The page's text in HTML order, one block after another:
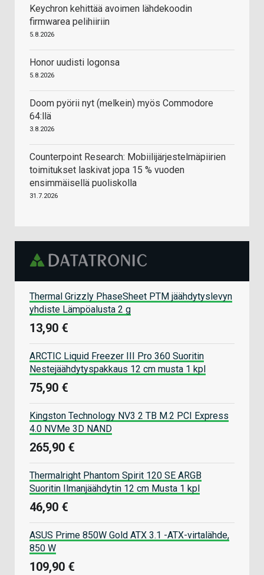
Keychron kehittää avoimen lähdekoodin
firmwarea pelihiiriin
5.8.2026
Honor uudisti logonsa
5.8.2026
Doom pyörii nyt (melkein) myös Commodore
64:llä
3.8.2026
Counterpoint Research: Mobiilijärjestelmäpiirien
toimitukset laskivat jopa 15 % vuoden
ensimmäisellä puoliskolla
31.7.2026
Thermal Grizzly PhaseSheet PTM jäähdytyslevyn
yhdiste Lämpöalusta 2 g
13,90 €
ARCTIC Liquid Freezer III Pro 360 Suoritin
Nestejäähdytyspakkaus 12 cm musta 1 kpl
75,90 €
Kingston Technology NV3 2 TB M.2 PCI Express
4.0 NVMe 3D NAND
265,90 €
Thermalright Phantom Spirit 120 SE ARGB
Suoritin Ilmanjäähdytin 12 cm Musta 1 kpl
46,90 €
ASUS Prime 850W Gold ATX 3.1 -ATX-virtalähde,
850 W
109,90 €